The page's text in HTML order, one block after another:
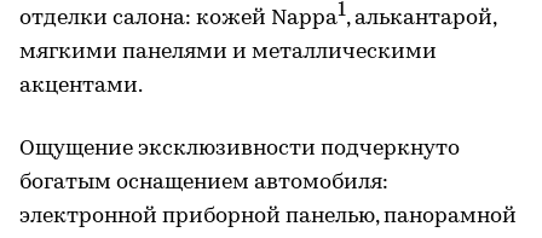
отделки салона: кожей Nappa1, алькантарой,
мягкими панелями и металлическими
акцентами.
Ощущение эксклюзивности подчеркнуто
богатым оснащением автомобиля:
электронной приборной панелью, панорамной